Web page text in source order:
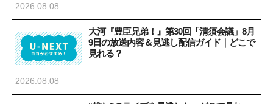
2026.08.08
大河『豊臣兄弟！』第30回「清須会議」8月
9日の放送内容＆見逃し配信ガイド｜どこで
見れる？
2026.08.08